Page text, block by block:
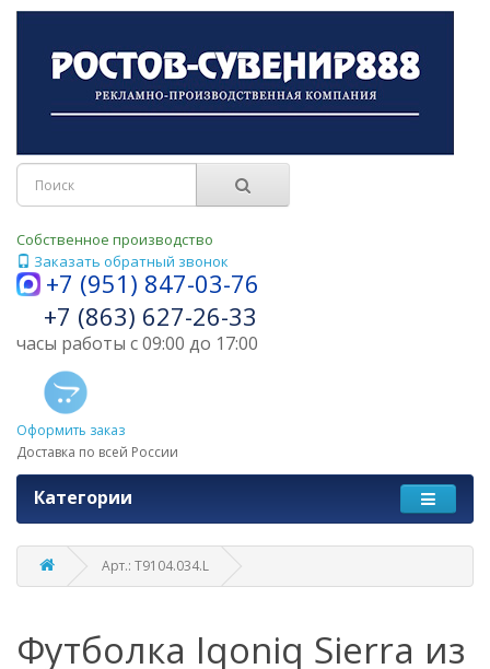
Собственное производство
Заказать обратный звонок
+7 (951) 847-03-76
+7 (863) 627-26-33
часы работы с 09:00 до 17:00
Оформить заказ
Доставка по всей России
Категории
Арт.: T9104.034.L
Футболка Iqoniq Sierra из